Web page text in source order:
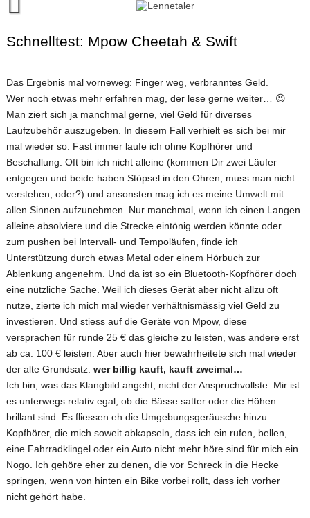
Kontakt
Schnelltest: Mpow Cheetah & Swift
Das Ergebnis mal vorneweg: Finger weg, verbranntes Geld.
Wer noch etwas mehr erfahren mag, der lese gerne weiter… 😉
Man ziert sich ja manchmal gerne, viel Geld für diverses
Laufzubehör auszugeben. In diesem Fall verhielt es sich bei mir
mal wieder so. Fast immer laufe ich ohne Kopfhörer und
Beschallung. Oft bin ich nicht alleine (kommen Dir zwei Läufer
entgegen und beide haben Stöpsel in den Ohren, muss man nicht
verstehen, oder?) und ansonsten mag ich es meine Umwelt mit
allen Sinnen aufzunehmen. Nur manchmal, wenn ich einen Langen
alleine absolviere und die Strecke eintönig werden könnte oder
zum pushen bei Intervall- und Tempoläufen, finde ich
Unterstützung durch etwas Metal oder einem Hörbuch zur
Ablenkung angenehm. Und da ist so ein Bluetooth-Kopfhörer doch
eine nützliche Sache. Weil ich dieses Gerät aber nicht allzu oft
nutze, zierte ich mich mal wieder verhältnismässig viel Geld zu
investieren. Und stiess auf die Geräte von Mpow, diese
versprachen für runde 25 € das gleiche zu leisten, was andere erst
ab ca. 100 € leisten. Aber auch hier bewahrheitete sich mal wieder
der alte Grundsatz: wer billig kauft, kauft zweimal…
Ich bin, was das Klangbild angeht, nicht der Anspruchvollste. Mir ist
es unterwegs relativ egal, ob die Bässe satter oder die Höhen
brillant sind. Es fliessen eh die Umgebungsgeräusche hinzu.
Kopfhörer, die mich soweit abkapseln, dass ich ein rufen, bellen,
eine Fahrradklingel oder ein Auto nicht mehr höre sind für mich ein
Nogo. Ich gehöre eher zu denen, die vor Schreck in die Hecke
springen, wenn von hinten ein Bike vorbei rollt, dass ich vorher
nicht gehört habe.